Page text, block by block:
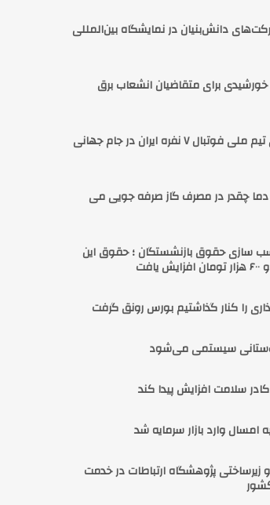
دانش‌بنیان در نمایشگاه بین‌المللی
برای متقاضیان انشعاب برق
قالیباف قهرمانی تیم‌ ملی فوتبال ۷ نفره ایران در جام جهانی
دما چقدر در مصرف گاز صرفه‌ جویی می‌
سازی حقوق بازنشستگان ؛ حقوق این
را کنار گذاشتیم بورس رونق گرفت
سیستمی می‌شود
سلامت افزایش پیدا کند
امسال وارد بازار سرمایه شد
پژوهشگاه ارتباطات در خدمت